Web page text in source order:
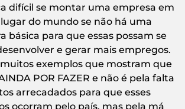
difícil se montar uma empresa em
do mundo se não há uma
básica para que essas possam se
e gerar mais empregos.
muitos exemplos que mostram que
POR FAZER e não é pela falta
arrecadados para que esses
ocorram pelo país, mas pela má